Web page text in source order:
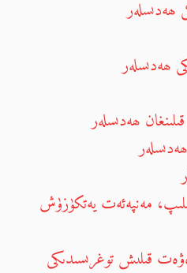
ھەدىسلەر
ھەدىسلەر
ھەدىسلەر
مەنپەئەت يەتكۈزۈش
قىلىش توغرىسىدىكى